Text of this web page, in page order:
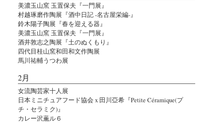
美濃玉山窯 玉置保夫『一門展』
村越琢磨作陶展『酒中日記 -名古屋栄編-』
鈴木陽子陶展『春を迎える器』
美濃玉山窯 玉置保夫『一門展』
酒井敦志之陶展『土のぬくもり』
四代目桂山窯和田和文作陶展
馬川祐輔うつわ展
2月
女流陶芸家十人展
日本ミニチュアフード協会 x 田川亞希『Petite Céramique(プ
チ・セラミク)』
カレー沢薫ル６